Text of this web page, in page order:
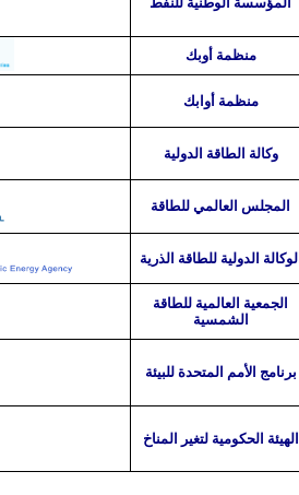
منظمة أوبك
منظمة أوابك
وكالة الطاقة الدولية
المجلس العالمي للطاقة
الوكالة الدولية للطاقة الذرية
الجمعية العالمية للطاقة
الشمسية
برنامج الأمم المتحدة للبيئة
الهيئة الحكومية لتغير المناخ